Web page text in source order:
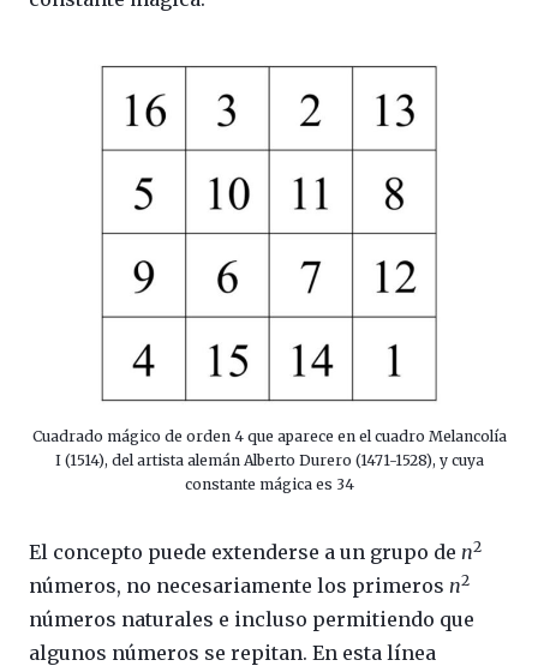
Cuadrado mágico de orden 4 que aparece en el cuadro Melancolía
I (1514), del artista alemán Alberto Durero (1471-1528), y cuya
constante mágica es 34
El concepto puede extenderse a un grupo de n2
números, no necesariamente los primeros n2
números naturales e incluso permitiendo que
algunos números se repitan. En esta línea